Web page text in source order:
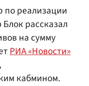
по реализации
рассказал
на сумму
РИА «Новости»
кабмином.